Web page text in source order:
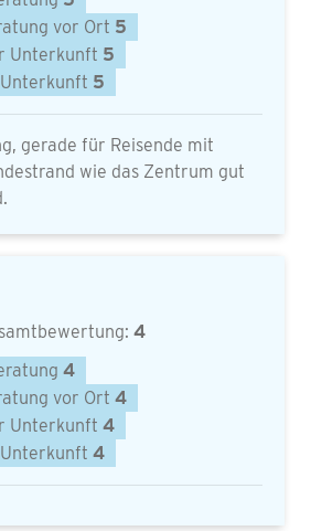
vor Ort 5
Unterkunft 5
5
gerade für Reisende mit
wie das Zentrum gut
4
4
vor Ort 4
Unterkunft 4
4